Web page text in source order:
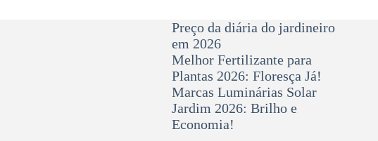
Preço da diária do jardineiro
em 2026
Melhor Fertilizante para
Plantas 2026: Floresça Já!
Marcas Luminárias Solar
Jardim 2026: Brilho e
Economia!